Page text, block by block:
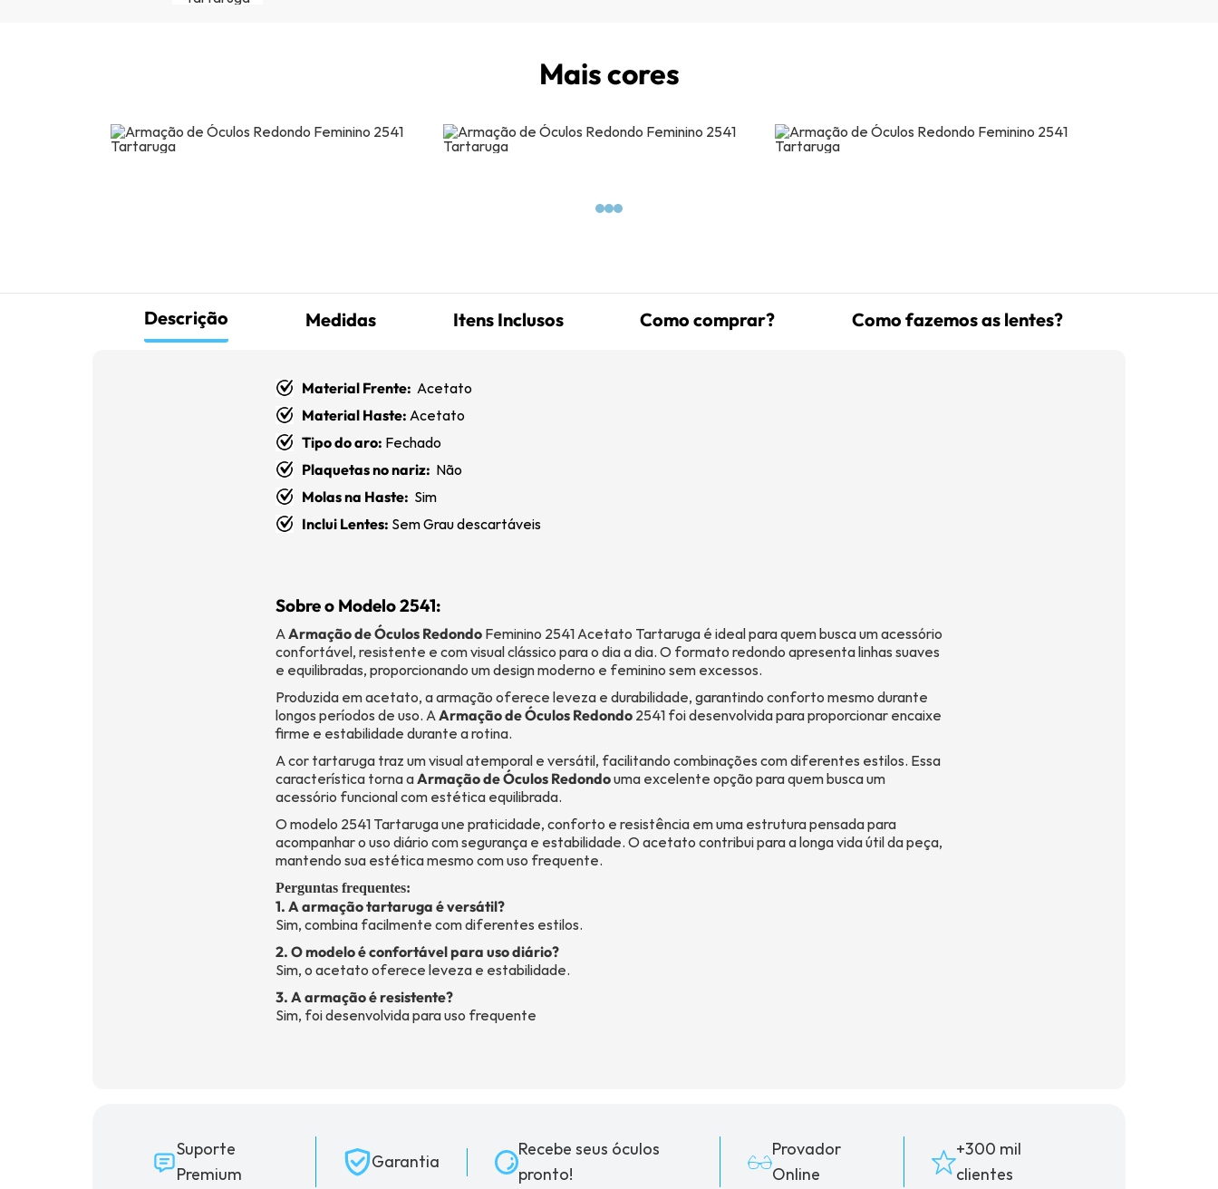
Mais cores
Descrição Medidas Itens Inclusos Como comprar? Como fazemos as lentes?
Material Frente: Acetato
Material Haste: Acetato
Tipo do aro: Fechado
Plaquetas no nariz: Não
Molas na Haste: Sim
Inclui Lentes: Sem Grau descartáveis
Sobre o Modelo 2541:
AArmação de Óculos Redondo Feminino 2541 Acetato Tartaruga é ideal para quem busca um acessório
confortável, resistente e com visual clássico para o dia a dia. O formato redondo apresenta linhas suaves
e equilibradas, proporcionando um design moderno e feminino sem excessos.
Produzida em acetato, a armação oferece leveza e durabilidade, garantindo conforto mesmo durante
longos períodos de uso. AArmação de Óculos Redondo 2541 foi desenvolvida para proporcionar encaixe
firme e estabilidade durante a rotina.
A cor tartaruga traz um visual atemporal e versátil, facilitando combinações com diferentes estilos. Essa
característica torna aArmação de Óculos Redondouma excelente opção para quem busca um
acessório funcional com estética equilibrada.
O modelo 2541 Tartaruga une praticidade, conforto e resistência em uma estrutura pensada para
acompanhar o uso diário com segurança e estabilidade. O acetato contribui para a longa vida útil da peça,
mantendo sua estética mesmo com uso frequente.
Perguntas frequentes:
1. A armação tartaruga é versátil?
Sim, combina facilmente com diferentes estilos.
2. O modelo é confortável para uso diário?
Sim, o acetato oferece leveza e estabilidade.
3. A armação é resistente?
Sim, foi desenvolvida para uso frequente
Suporte
Premium
Garantia
Recebe seus óculos
pronto!
Provador
Online
+300 mil
clientes